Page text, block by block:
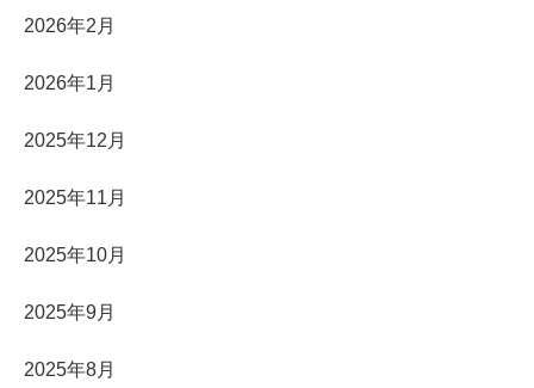
2026年2月
2026年1月
2025年12月
2025年11月
2025年10月
2025年9月
2025年8月